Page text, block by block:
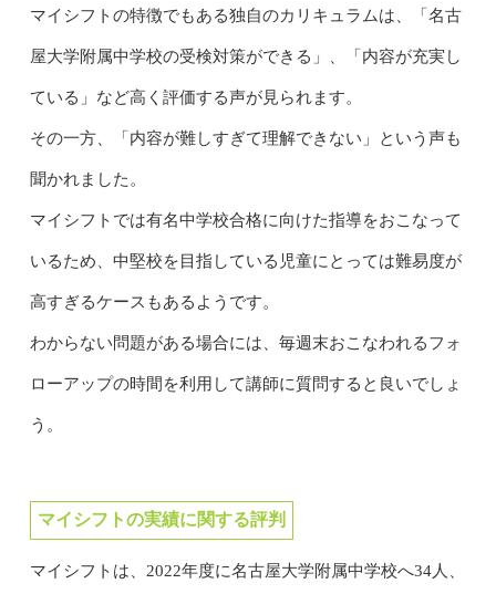
マイシフトの特徴でもある独自のカリキュラムは、「名古
屋大学附属中学校の受検対策ができる」、「内容が充実し
ている」など高く評価する声が見られます。
その一方、「内容が難しすぎて理解できない」という声も
聞かれました。
マイシフトでは有名中学校合格に向けた指導をおこなって
いるため、中堅校を目指している児童にとっては難易度が
高すぎるケースもあるようです。
わからない問題がある場合には、毎週末おこなわれるフォ
ローアップの時間を利用して講師に質問すると良いでしょ
う。
マイシフトの実績に関する評判
マイシフトは、2022年度に名古屋大学附属中学校へ34人、